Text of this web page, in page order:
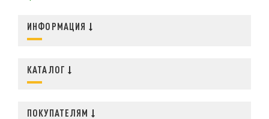
ИНФОРМАЦИЯ
КАТАЛОГ
ПОКУПАТЕЛЯМ